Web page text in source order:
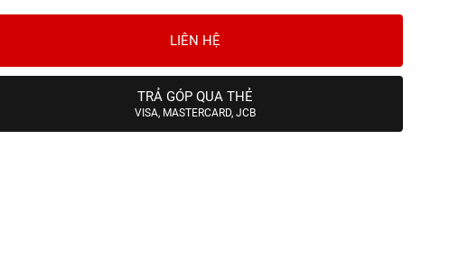
LIÊN HỆ
TRẢ GÓP QUA THẺ
VISA, MASTERCARD, JCB